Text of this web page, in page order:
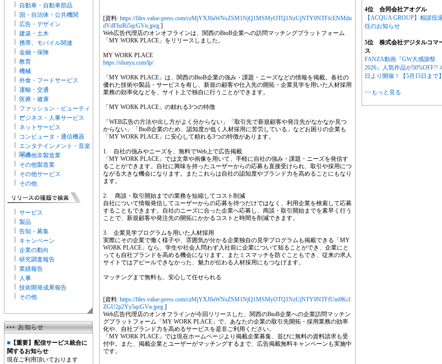
自動車・自動車部品
国・自治体・公共機関
広告・デザイン
建築・土木
携帯、モバイル関連
金融・保険
教育
機械
外食・フードサービス
運輸・交通
医療・健康
ファッション・ビューティ
ー
ビジネス・人事サービス
ネットサービス
コンピュータ・通信機器
エンタテインメント・音楽
関連
その他非製造業
その他製造業
その他サービス
その他
サービス
製品
告知・募集
キャンペーン
企業の動向
研究調査報告
業績報告
人事
技術開発成果報告
その他
■ 【重要】配信サービス統合に
関するお知らせ
現在ご利用頂いております
[資料: https://files.value-press.com/czMjYXJ0aWNsZSM1NjQ1MSMyOTQ1NzUjNTY0NTFfcENMdn
dVdFhzRi5qcGVn.jpeg ]
Web広告代理店のオンオフラインは、関西のBtoB企業への訪問マッチングプラットフォーム
「MY WORK PLACE」をリリースしました。
MY WORK PLACE
https://shutyu.com/lp/
「MY WORK PLACE」は、関西のBtoB企業の強み・課題・ニーズなどの情報を掲載。各社の
優れた技術や製品・サービスを有し、新規の顧客や仕入先の開拓・企業見学を用いた人材採用
業務の効率化などを、サイト上で独自に行うことができます。
「MY WORK PLACE」の頼れる3つの特徴
「WEB広告の方法や出し方がよく分からない」「取引先で新規顧客や発注先がなかなか見つ
からない」「BtoB企業のため、認知度が低く人材採用に苦労している」などお困りの企業も
「MY WORK PLACE」に安心して頼れる3つの特徴があります。
1. 自社の強みやニーズを、無料でWeb上で広告掲載
「MY WORK PLACE」では文章や画像を用いて、手軽に自社の強み・課題・ニーズを発信す
ることができます。自社に興味を持ったユーザーからの応募も直接受けられ、取引や採用につ
ながる大きな機会になります。またこれらは自社の認知度やブランド力を高めることにもなり
ます。
2. 商談・取引開始までの業務を短縮してコスト削減
自社について情報発信してユーザーからの応募を待つだけではなく、利用企業を検索して応募
することもできます。自社のニーズに合った企業へ応募し、商談・取引開始までを素早く行う
ことで、新規顧客や発注先の開拓にかかるコストと時間を削減できます。
3. 企業見学プログラムを用いた人材採用
実際にその企業で働く様子や、雰囲気が分かる企業独自の見学プログラムも掲載できる「MY
WORK PLACE」なら、学生や社会人問わず入社前に企業について知ることができ、企業にと
っても自社ブランドを高める機会になります。またミスマッチを防ぐこともでき、従来の求人
サイトではアピールできなかった、魅力が伝わる人材採用にもつなげます。
マッチングまで無料も、安心して任せられる
[資料: https://files.value-press.com/czMjYXJ0aWNsZSM1NjQ1MSMyOTQ1NzUjNTY0NTFfUm9Kcl
ZGU2p2Yy5qcGVn.jpeg ]
Web広告代理店のオンオフラインが今回リリースした、関西のBtoB企業への企業訪問マッチン
グプラットフォーム「MY WORK PLACE」で、あなたの企業の取引先開拓・採用業務の効率
化や、自社ブランド力を高めるサービスを是非ご利用ください。
「MY WORK PLACE」では現在ホームページより掲載企業募集、並びに無料の資料請求も受
付中。また、掲載企業とユーザーがマッチングするまで、広告掲載無料キャンペーンも実施中
です。
4位 合同会社アオグル
【ACQUA GROUP】相談役
任のお知らせ
5位 株式会社デジタルコマ
ス
FANZA動画『GW大感謝祭
2026』人気作品が50%OFF!!
日より開催！【5月15日まで】
>>もっと見る